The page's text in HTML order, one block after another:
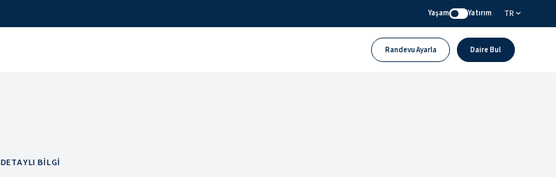
Yaşam Yatırım TR
Randevu Ayarla Daire Bul
DETAYLI BILGI